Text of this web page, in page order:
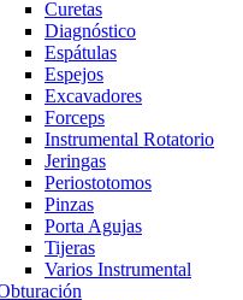
Curetas
Diagnóstico
Espátulas
Espejos
Excavadores
Forceps
Instrumental Rotatorio
Jeringas
Periostotomos
Pinzas
Porta Agujas
Tijeras
Varios Instrumental